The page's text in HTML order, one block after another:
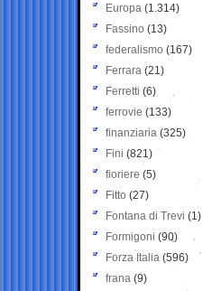
Europa (1.314)
Fassino (13)
federalismo (167)
Ferrara (21)
Ferretti (6)
ferrovie (133)
finanziaria (325)
Fini (821)
fioriere (5)
Fitto (27)
Fontana di Trevi (1)
Formigoni (90)
Forza Italia (596)
frana (9)